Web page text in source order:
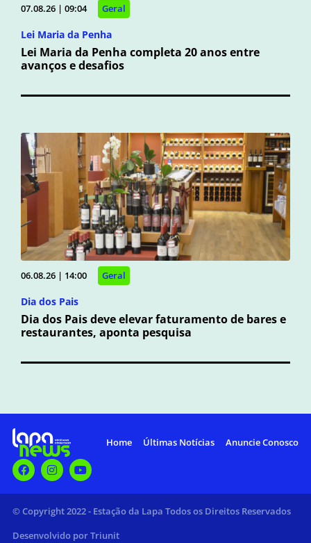
07.08.26 | 09:04 Geral
Lei Maria da Penha
Lei Maria da Penha completa 20 anos entre
avanços e desafios
06.08.26 | 14:00 Geral
Dia dos Pais
Dia dos Pais deve elevar faturamento de bares e
restaurantes, aponta pesquisa
Home Últimas Notícias Anuncie Conosco
© Copyright 2022 - Estação da Lapa Todos os Direitos Reservados
Desenvolvido por Triunit